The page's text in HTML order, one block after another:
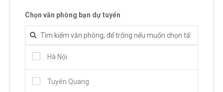
Chọn văn phòng bạn dự tuyển
Hà Nội
Tuyên Quang